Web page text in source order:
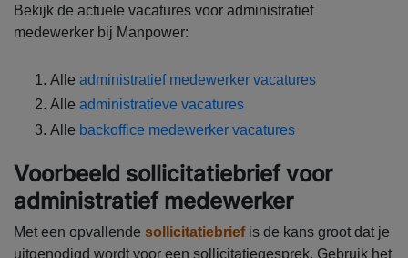
Bekijk de actuele vacatures voor administratief
medewerker bij Manpower:
Alle administratief medewerker vacatures
Alle administratieve vacatures
Alle backoffice medewerker vacatures
Voorbeeld sollicitatiebrief voor
administratief medewerker
Met een opvallende sollicitatiebriefis de kans groot dat je
uitgenodigd wordt voor een sollicitatiegesprek. Gebruik het